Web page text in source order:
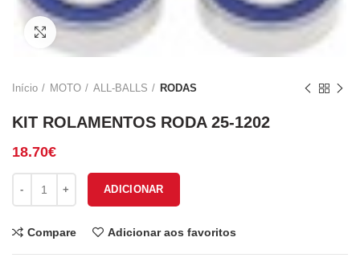
Click to enlarge
Início MOTO ALL-BALLS RODAS
KIT ROLAMENTOS RODA 25-1202
18.70€
ADICIONAR
Compare Adicionar aos favoritos